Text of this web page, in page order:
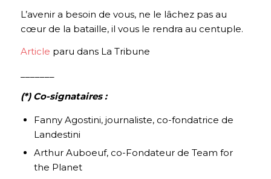
L’avenir a besoin de vous, ne le lâchez pas au
cœur de la bataille, il vous le rendra au centuple.
Article paru dans La Tribune
(*) Co-signataires :
Fanny Agostini, journaliste, co-fondatrice de
Landestini
Arthur Auboeuf, co-Fondateur de Team for
the Planet